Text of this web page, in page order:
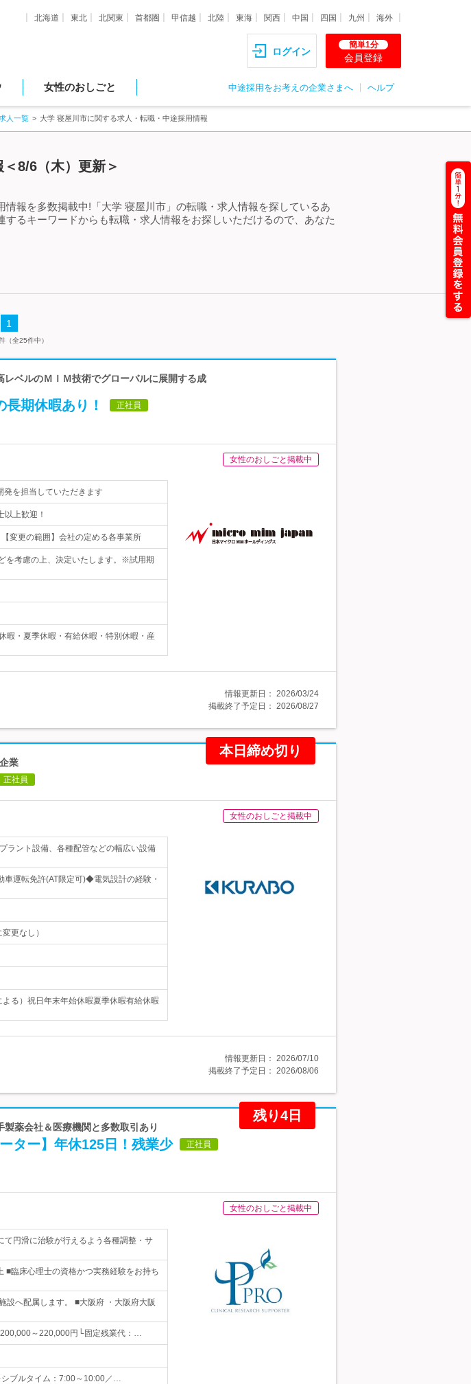
北海道 東北 北関東 首都圏 甲信越 北陸 東海 関西 中国 四国 九州 海外
ログイン
簡単1分
会員登録
女性のおしごと 中途採用をお考えの企業さまへ ヘルプ
人一覧 大学 寝屋川市に関する求人・転職・中途採用情報
8/6（木）更新＞
報を多数掲載中!「大学 寝屋川市」の転職・求人情報を探しているあ
るキーワードからも転職・求人情報をお探しいただけるので、あなた
1
（全25件中）
ベルのＭＩＭ技術でグローバルに展開する成
期休暇あり！ 正社員
女性のおしごと掲載中
発を担当していただきます
上歓迎！
変更の範囲】会社の定める各事業所
考慮の上、決定いたします。※試用期
暇・夏季休暇・有給休暇・特別休暇・産
情報更新日： 2026/03/24
掲載終了予定日： 2026/08/27
本日締め切り
業
正社員
女性のおしごと掲載中
ラント設備、各種配管などの幅広い設備
車運転免許(AT限定可)◆電気設計の経験・
更なし）
る）祝日年末年始休暇夏季休暇有給休暇
情報更新日： 2026/07/10
掲載終了予定日： 2026/08/06
残り4日
薬会社＆医療機関と多数取引あり
ター】年休125日！残業少 正社員
女性のおしごと掲載中
て円滑に治験が行えるよう各種調整・サ
■臨床心理士の資格かつ実務経験をお持ち
設へ配属します。 ■大阪府 ・大阪府大阪
～220,000円└固定残業代：…
ブルタイム：7:00～10:00／…